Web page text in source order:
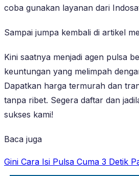
coba gunakan layanan dari
Sampai jumpa kembali di artikel
Kini saatnya menjadi agen pulsa
keuntungan yang melimpah
Dapatkan harga termurah dan
tanpa ribet. Segera daftar dan
sukses kami!
Baca juga
Gini Cara Isi Pulsa Cuma 3 Detik